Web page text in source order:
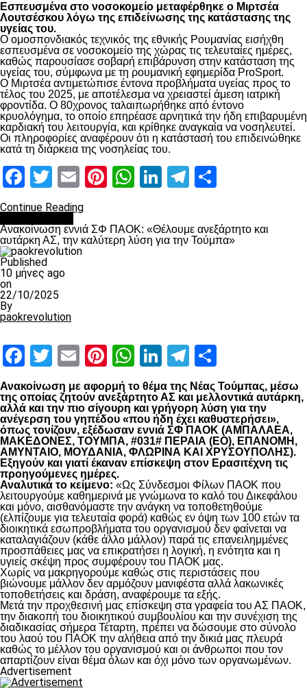
Εσπευσμένα στο νοσοκομείο μεταφέρθηκε ο Μιρτσέα
Λουτσέσκου λόγω της επιδείνωσης της κατάστασης της
υγείας του.
Ο ομοσπονδιακός τεχνικός της εθνικής Ρουμανίας εισήχθη
εσπευσμένα σε νοσοκομείο της χώρας τις τελευταίες ημέρες,
καθώς παρουσίασε σοβαρή επιβάρυνση στην κατάσταση της
υγείας του, σύμφωνα με τη ρουμανική εφημερίδα ProSport.
Ο Μιρτσέα αντιμετώπισε έντονα προβλήματα υγείας προς το
τέλος του 2025, με αποτέλεσμα να χρειαστεί άμεση ιατρική
φροντίδα. Ο 80χρονος ταλαιπωρήθηκε από έντονο
κρυολόγημα, το οποίο επηρέασε αρνητικά την ήδη επιβαρυμένη
καρδιακή του λειτουργία, και κρίθηκε αναγκαία να νοσηλευτεί.
Οι πληροφορίες αναφέρουν ότι η κατάστασή του επιδεινώθηκε
κατά τη διάρκεια της νοσηλείας του.
Facebook
Twitter
EmailPinterest
WhatsApp
LinkedIn
Telegram
Continue Reading
Ανακοίνωση εννιά ΣΦ ΠΑΟΚ: «Θέλουμε ανεξάρτητο και
αυτάρκη ΑΣ, την καλύτερη λύση για την Τούμπα»
Published
10 μήνες ago
on
22/10/2025
By
paokrevolution
Facebook
Twitter
EmailPinterest
WhatsApp
LinkedIn
Telegram
Ανακοίνωση με αφορμή το θέμα της Νέας Τούμπας, μέσω
της οποίας ζητούν ανεξάρτητο ΑΣ και μελλοντικά αυτάρκη,
αλλά και την πιο σίγουρη και γρήγορη λύση για την
ανέγερση του γηπέδου «που ήδη έχει καθυστερήσει»,
όπως τονίζουν, εξέδωσαν εννιά ΣΦ ΠΑΟΚ (ΑΜΠΑΛΑΕΑ,
ΜΑΚΕΔΟΝΕΣ, ΤΟΥΜΠΑ, #031# ΠΕΡΑΙΑ (ΕΟ), ΕΠΑΝΟΜΗ,
ΑΜΥΝΤΑΙΟ, ΜΟΥΔΑΝΙΑ, ΦΛΩΡΙΝΑ ΚΑΙ ΧΡΥΣΟΥΠΟΛΗΣ).
Εξηγούν και γιατί έκαναν επίσκεψη στον Ερασιτέχνη τις
προηγούμενες ημέρες.
Αναλυτικά το κείμενο: «Ως Σύνδεσμοι Φίλων ΠΑΟΚ που
λειτουργούμε καθημερινά με γνώμωνα το καλό του Δικεφάλου
και μόνο, αισθανόμαστε την ανάγκη να τοποθετηθούμε
(ελπίζουμε για τελευταία φορά) καθώς εν όψη των 100 ετών τα
διοικητικά εσωπροβλήματα του οργανισμού δεν φαίνεται να
καταλαγιάζουν (κάθε άλλο μάλλον) παρά τις επανειλημμένες
προσπάθειες μας να επικρατήσει η λογική, η ενότητα και η
υγιείς σκέψη προς συμφέρουν του ΠΑΟΚ μας.
Χωρίς να μακρηγορούμε καθώς στις περιστάσεις που
βιώνουμε μάλλον δεν αρμόζουν μανιφέστα αλλά λακωνικές
τοποθετήσεις και δράση, αναφέρουμε τα εξής.
Μετά την προχθεσινή μας επίσκεψη στα γραφεία του ΑΣ ΠΑΟΚ,
την διακοπή του διοικητικού συμβουλίου και την συνέχιση της
διαδικασίας σήμερα Τέταρτη, πρέπει να δώσουμε στο σύνολο
του λαού του ΠΑΟΚ την αλήθεια από την δικιά μας πλευρά
καθώς το μέλλον του οργανισμού και οι άνθρωποι που τον
απαρτίζουν είναι θέμα όλων και όχι μόνο των οργανωμένων.
Advertisement